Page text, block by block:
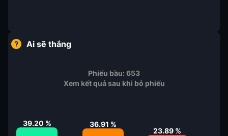
Ai sẽ thắng
Phiếu bầu:653
Xem kết quả sau khi bỏ phiếu
39.20 % 36.91 %
23.89 %